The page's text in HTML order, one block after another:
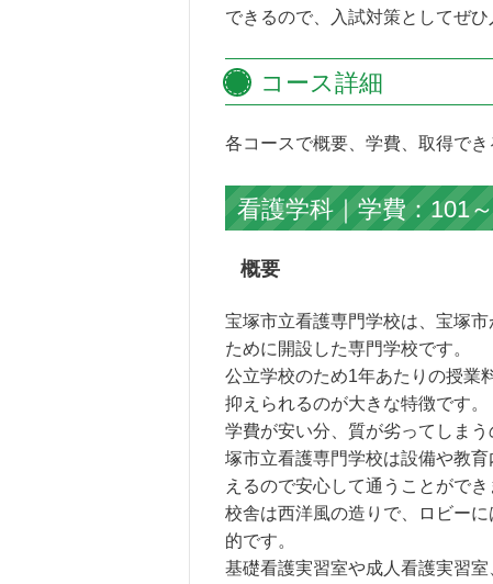
できるので、入試対策としてぜひ
コース詳細
各コースで概要、学費、取得で
看護学科｜学費：101
概要
宝塚市立看護専門学校は、宝塚
ために開設した専門学校です。
公立学校のため1年あたりの授業
抑えられるのが大きな特徴です。
学費が安い分、質が劣ってしま
塚市立看護専門学校は設備や教
えるので安心して通うことができ
校舎は西洋風の造りで、ロビー
的です。
基礎看護実習室や成人看護実習